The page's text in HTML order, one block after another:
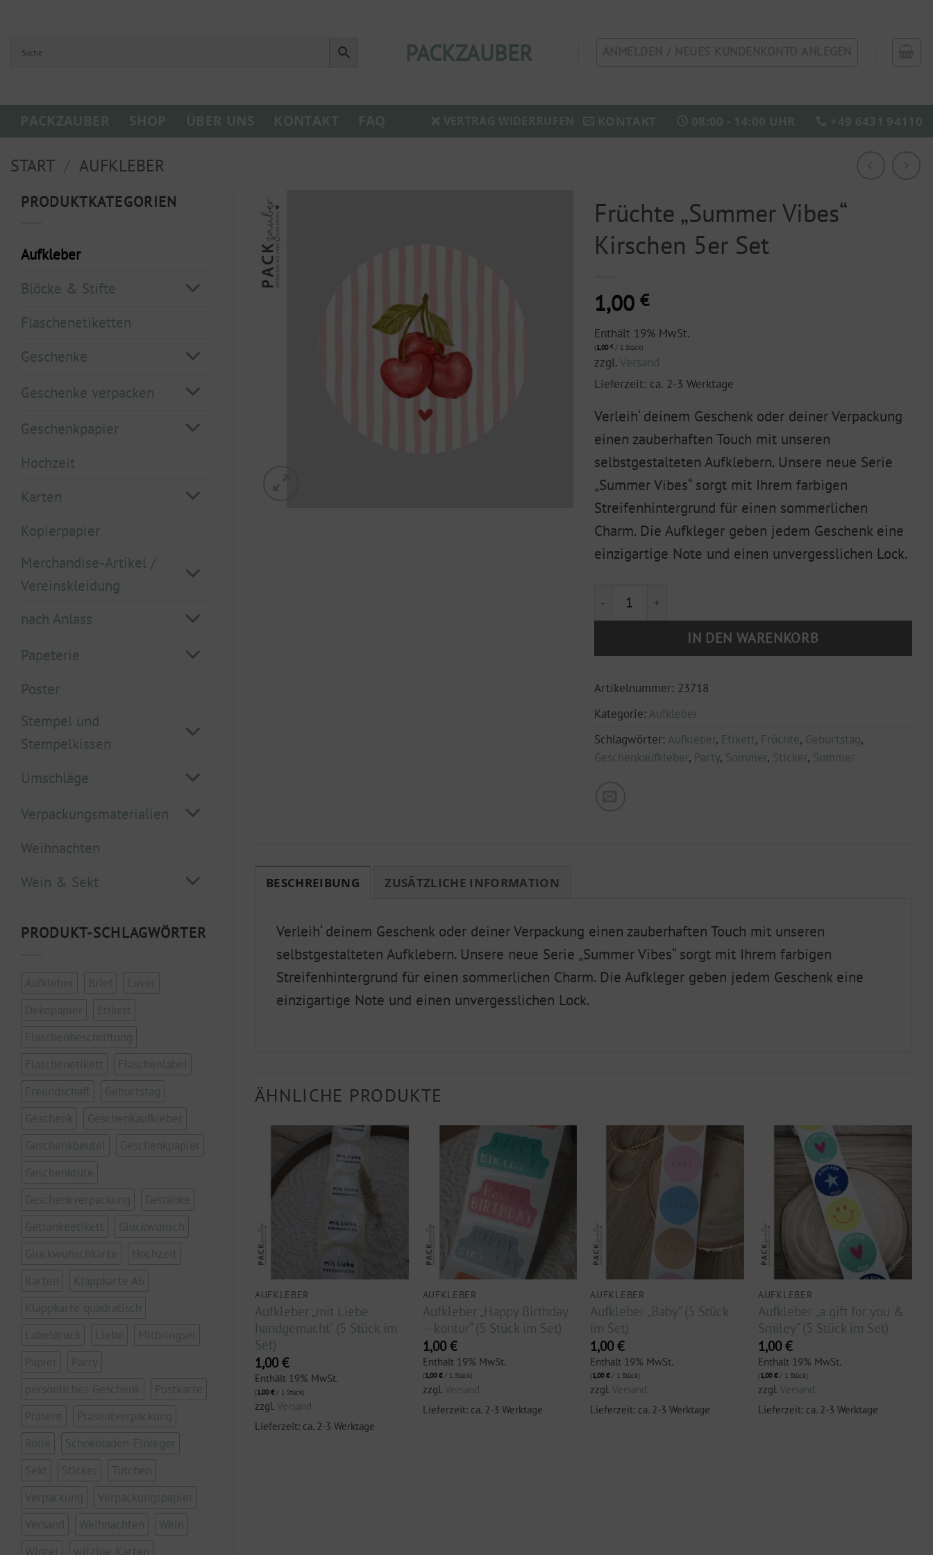
springen
PACKZAUBER
PACKZAUBER SHOP ÜBER UNS KONTAKT FAQ VERTRAG WIDERRUFEN KONTAKT 08:00 - 14:00 UHR +49 6431 94110
START AUFKLEBER
PRODUKTKATEGORIEN
Aufkleber
Blöcke & Stifte
Flaschenetiketten
Geschenke
Geschenke verpacken
Geschenkpapier
Hochzeit
Karten
Kopierpapier
Merchandise-Artikel /
Vereinskleidung
nach Anlass
Papeterie
Poster
Stempel und
Stempelkissen
Umschläge
Verpackungsmaterialien
Weihnachten
Wein & Sekt
PRODUKT-SCHLAGWÖRTER
Aufkleber Brief
Cover
Dekopapier
Etikett
Flaschenbeschriftung
Flaschenetikett
Flaschenlabel
Freundschaft
Geburtstag
Geschenk
Geschenkaufkleber
Geschenkbeutel
Geschenkpapier
Geschenktüte
Geschenkverpackung
Getränke
Getränkeetikett
Glückwunsch
Glückwunschkarte
Hochzeit
Karten
Klappkarte A6
Klappkarte quadratisch
Labeldruck
Liebe
Mitbringsel
Papier
Party
persönliches Geschenk
Postkarte
Präsent
Präsentverpackung
Rolle
Schokoladen-Einleger
Sekt
Sticker
Tütchen
Verpackung
Verpackungspapier
Versand
Weihnachten
Wein
Winter
witzige Karten
Früchte „Summer Vibes“
Kirschen 5er Set
1,00 €
Enthält 19% MwSt.
(1,00 €/ 1 Stück)
zzgl.Versand
Lieferzeit: ca. 2-3 Werktage
Verleih‘ deinem Geschenk oder deiner Verpackung
einen zauberhaften Touch mit unseren
selbstgestalteten Aufklebern. Unsere neue Serie
„Summer Vibes“ sorgt mit Ihrem farbigen
Streifenhintergrund für einen sommerlichen
Charm. Die Aufkleger geben jedem Geschenk eine
einzigartige Note und einen unvergesslichen Lock.
Früchte "Summer Vibes" Kirschen 5er Set Menge
IN DEN WARENKORB
Artikelnummer: 23718
Kategorie: Aufkleber
Schlagwörter: Aufkleber, Etikett, Früchte, Geburtstag,
Geschenkaufkleber, Party, Sommer, Sticker, Summer
BESCHREIBUNG ZUSÄTZLICHE INFORMATION
Verleih‘ deinem Geschenk oder deiner Verpackung einen zauberhaften Touch mit unseren
selbstgestalteten Aufklebern. Unsere neue Serie „Summer Vibes“ sorgt mit Ihrem farbigen
Streifenhintergrund für einen sommerlichen Charm. Die Aufkleger geben jedem Geschenk eine
einzigartige Note und einen unvergesslichen Lock.
ÄHNLICHE PRODUKTE
AUFKLEBER
Aufkleber „mit Liebe
handgemacht“ (5 Stück im
Set)
1,00 €
Enthält 19% MwSt.
(1,00€/ 1 Stück)
zzgl. Versand
Lieferzeit: ca. 2-3 Werktage
AUFKLEBER
Aufkleber „Happy Birthday
– kontur“ (5 Stück im Set)
1,00 €
Enthält 19% MwSt.
(1,00€/ 1 Stück)
zzgl. Versand
Lieferzeit: ca. 2-3 Werktage
AUFKLEBER
Aufkleber „Baby“ (5 Stück
im Set)
1,00€
Enthält 19% MwSt.
(1,00€/ 1 Stück)
zzgl.Versand
Lieferzeit: ca. 2-3 Werktage
AUFKLEBER
Aufkleber „a gift for you &
Smiley“ (5 Stück im Set)
1,00€
Enthält 19% MwSt.
(1,00€/ 1 Stück)
zzgl.Versand
Lieferzeit: ca. 2-3 Werktage
holidays“
AUFKLEBER
Aufkleber „Happy Birthday
– Luftballons“ (5 Stück im
Set)
1,00
Enthält 19% MwSt.
( 1,00€/ 1 Stück)
zzgl.Versand
Lieferzeit: ca. 2-3 Werktage